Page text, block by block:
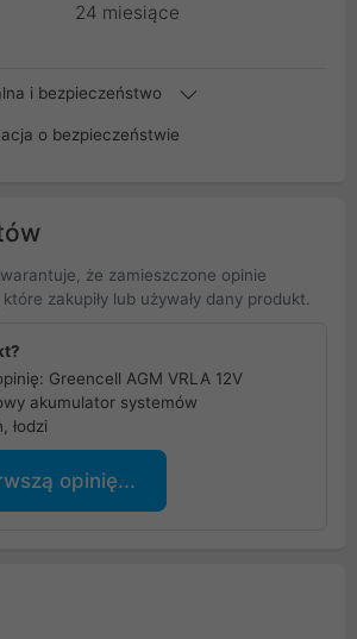
24 miesiące
i bezpieczeństwo
o bezpieczeństwie
że zamieszczone opinie
zakupiły lub używały dany produkt.
Greencell AGM VRLA 12V
akumulator systemów
łodzi
opinię...